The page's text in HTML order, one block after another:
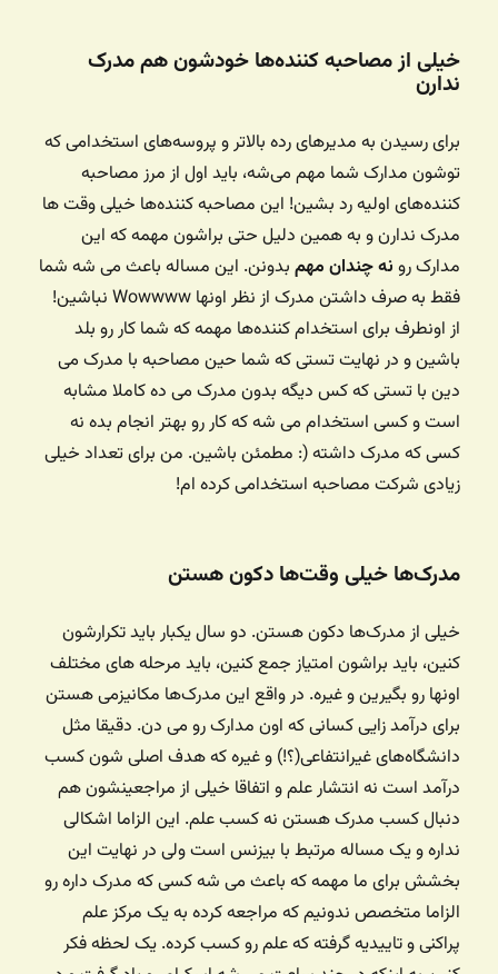
خیلی از مصاحبه کننده‌ها خودشون هم مدرک
ندارن
برای رسیدن به مدیرهای رده بالاتر و پروسه‌های استخدامی که
توشون مدارک شما مهم می‌شه، باید اول از مرز مصاحبه‌
کننده‌های اولیه رد بشین! این مصاحبه کننده‌ها خیلی وقت ها
مدرک ندارن و به همین دلیل حتی براشون مهمه که این
مدارک رو نه چندان مهم ‌ بدونن. این مساله باعث می شه شما
فقط به صرف داشتن مدرک از نظر اونها Wowwww نباشین!
از اونطرف برای استخدام کننده‌ها مهمه که شما کار رو بلد
باشین و در نهایت تستی که شما حین مصاحبه با مدرک می
دین با تستی که کس دیگه بدون مدرک می ده کاملا مشابه
است و کسی استخدام می شه که کار رو بهتر انجام بده نه
کسی که مدرک داشته (: مطمئن باشین. من برای تعداد خیلی
زیادی شرکت مصاحبه استخدامی کرده ام!
مدرک‌ها خیلی وقت‌ها دکون هستن
خیلی از مدرک‌ها دکون هستن. دو سال یکبار باید تکرارشون
کنین، باید براشون امتیاز جمع کنین، باید مرحله های مختلف
اونها رو بگیرین و غیره. در واقع این مدرک‌ها مکانیزمی هستن
برای درآمد زایی کسانی که اون مدارک رو می دن. دقیقا مثل
دانشگاه‌های غیرانتفاعی(؟!) و غیره که هدف اصلی شون کسب
درآمد است نه انتشار علم و اتفاقا خیلی از مراجعینشون هم
دنبال کسب مدرک هستن نه کسب علم. این الزاما اشکالی
نداره و یک مساله مرتبط با بیزنس است ولی در نهایت این
بخشش برای ما مهمه که باعث می شه کسی که مدرک داره رو
الزاما متخصص ندونیم که مراجعه کرده به یک مرکز علم
پراکنی و تاییدیه گرفته که علم رو کسب کرده. یک لحظه فکر